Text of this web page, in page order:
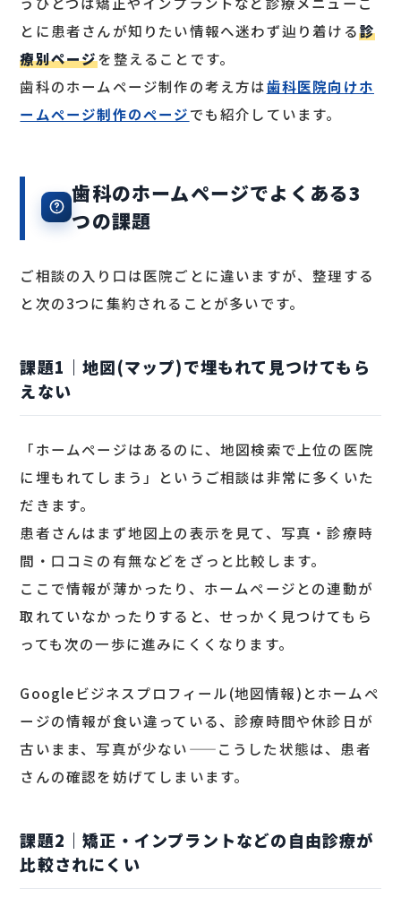
とに患者さんが知りたい情報へ迷わず辿り着ける診
療別ページを整えることです。
歯科のホームページ制作の考え方は歯科医院向けホ
ームページ制作のページでも紹介しています。
歯科のホームページでよくある3
つの課題
ご相談の入り口は医院ごとに違いますが、整理する
と次の3つに集約されることが多いです。
課題1｜地図(マップ)で埋もれて見つけてもら
えない
「ホームページはあるのに、地図検索で上位の医院
に埋もれてしまう」というご相談は非常に多くいた
だきます。
患者さんはまず地図上の表示を見て、写真・診療時
間・口コミの有無などをざっと比較します。
ここで情報が薄かったり、ホームページとの連動が
取れていなかったりすると、せっかく見つけてもら
っても次の一歩に進みにくくなります。
Googleビジネスプロフィール(地図情報)とホームペ
ージの情報が食い違っている、診療時間や休診日が
古いまま、写真が少ない——こうした状態は、患者
さんの確認を妨げてしまいます。
課題2｜矯正・インプラントなどの自由診療が
比較されにくい